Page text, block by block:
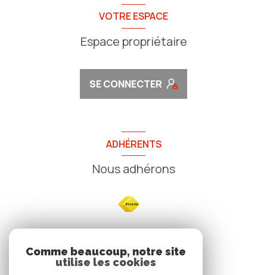
VOTRE ESPACE
Espace propriétaire
SE CONNECTER
ADHÉRENTS
Nous adhérons
NOS
Comme beaucoup, notre site
utilise les cookies